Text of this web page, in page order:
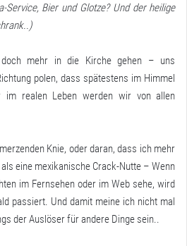
Service, Bier und Glotze? Und der heilige
mehr in die Kirche gehen – uns
polen, dass spätestens im Himmel
realen Leben werden wir von allen
Knie, oder daran, dass ich mehr
eine mexikanische Crack-Nutte – Wenn
im Fernsehen oder im Web sehe, wird
passiert. Und damit meine ich nicht mal
der Auslöser für andere Dinge sein..